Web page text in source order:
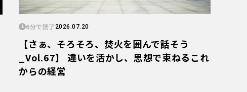
6分で読了 2026.07.20
【さぁ、そろそろ、焚火を囲んで話そう
_Vol.67】 違いを活かし、思想で束ねるこれ
からの経営